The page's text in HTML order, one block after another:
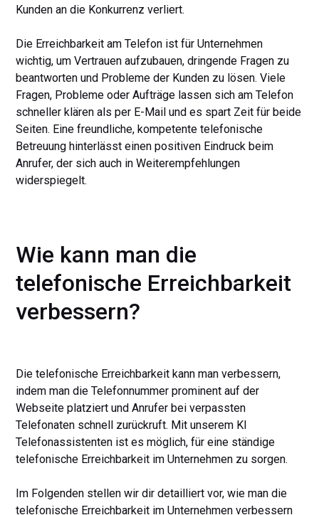
Kunden an die Konkurrenz verliert.
Die Erreichbarkeit am Telefon ist für Unternehmen
wichtig, um Vertrauen aufzubauen, dringende Fragen zu
beantworten und Probleme der Kunden zu lösen. Viele
Fragen, Probleme oder Aufträge lassen sich am Telefon
schneller klären als per E-Mail und es spart Zeit für beide
Seiten. Eine freundliche, kompetente telefonische
Betreuung hinterlässt einen positiven Eindruck beim
Anrufer, der sich auch in Weiterempfehlungen
widerspiegelt.
Wie kann man die
telefonische Erreichbarkeit
verbessern?
Die telefonische Erreichbarkeit kann man verbessern,
indem man die Telefonnummer prominent auf der
Webseite platziert und Anrufer bei verpassten
Telefonaten schnell zurückruft. Mit unserem KI
Telefonassistenten ist es möglich, für eine ständige
telefonische Erreichbarkeit im Unternehmen zu sorgen.
Im Folgenden stellen wir dir detailliert vor, wie man die
telefonische Erreichbarkeit im Unternehmen verbessern